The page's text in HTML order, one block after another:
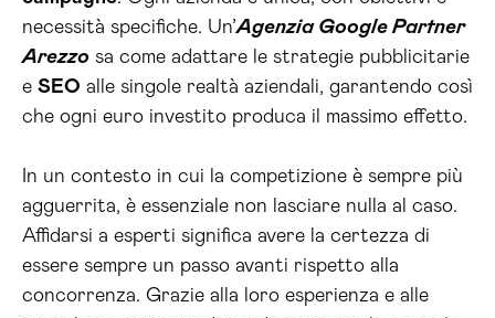
necessità specifiche. Un’Agenzia Google Partner
Arezzo sa come adattare le strategie pubblicitarie
e SEO alle singole realtà aziendali, garantendo così
che ogni euro investito produca il massimo effetto.
In un contesto in cui la competizione è sempre più
agguerrita, è essenziale non lasciare nulla al caso.
Affidarsi a esperti significa avere la certezza di
essere sempre un passo avanti rispetto alla
concorrenza. Grazie alla loro esperienza e alle